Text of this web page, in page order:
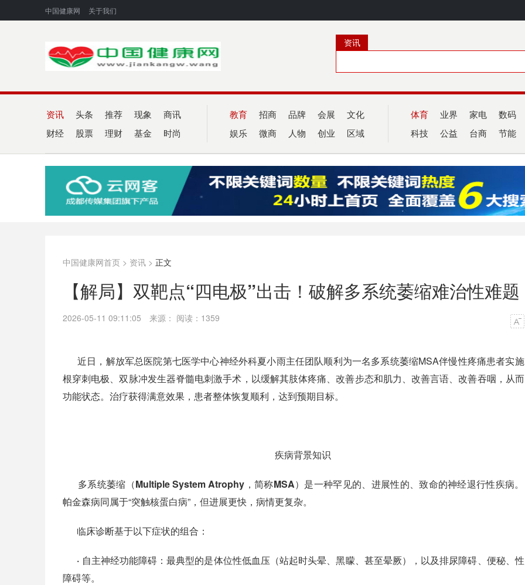
中国健康网 关于我们
资讯
资讯 头条 推荐 现象 商讯
财经 股票 理财 基金 时尚
教育 招商 品牌 会展 文化
娱乐 微商 人物 创业 区域
体育 业界 家电 数码
科技 公益 台商 节能
中国健康网首页 > 资讯 > 正文
【解局】双靶点“四电极”出击！破解多系统萎缩难治性难题
2026-05-11 09:11:05 来源： 阅读：1359
近日， 解放军总医院第七医学中心神经外科夏小雨主任团队顺利为一名多系统萎缩MSA伴慢性疼痛患者实施了
根穿刺电极、双脉冲发生器脊髓电刺激手术 ，以缓解其肢体疼痛、改善步态和肌力、改善言语、改善吞咽，从而
功能状态。治疗获得满意效果，患者整体恢复顺利，达到预期目标。
疾病背景知识
多系统萎缩（Multiple System Atrophy，简称MSA） 是一种罕见的、进展性的、致命的神经退行性疾病。
帕金森病同属于“突触核蛋白病”，但进展更快，病情更复杂。
临床诊断基于以下症状的组合：
· 自主神经功能障碍：最典型的是体位性低血压（站起时头晕、黑矇、甚至晕厥），以及排尿障碍、便秘、性
障碍等。